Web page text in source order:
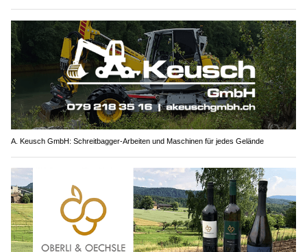
A. Keusch GmbH: Schreitbagger-Arbeiten und Maschinen für jedes Gelände